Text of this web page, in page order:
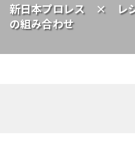
新日本プロレス × レ
の組み合わせ